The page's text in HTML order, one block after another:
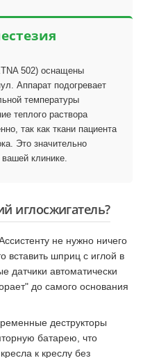
502) оснащены
Аппарат подогревает
температуры
теплого раствора
так как ткани пациента
Это значительно
клинике.
иглосжигатель?
не нужно ничего
вставить шприц с иглой в
датчики автоматически
до самого основания
деструкторы
батарею, что
к креслу без